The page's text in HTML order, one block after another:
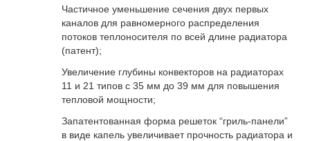
Частичное уменьшение сечения двух первых
каналов для равномерного распределения
потоков теплоносителя по всей длине радиатора
(патент);
Увеличение глубины конвекторов на радиаторах
11 и 21 типов с 35 мм до 39 мм для повышения
тепловой мощности;
Запатентованная форма решеток “гриль-панели”
в виде капель увеличивает прочность радиатора и